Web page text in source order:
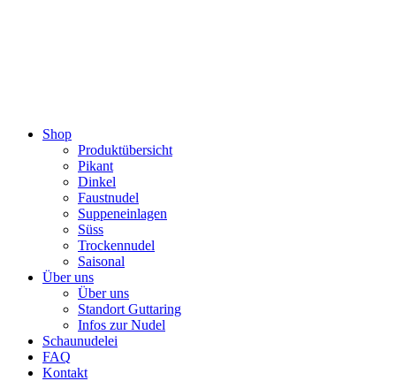
Shop
Produktübersicht
Pikant
Dinkel
Faustnudel
Suppeneinlagen
Süss
Trockennudel
Saisonal
Über uns
Über uns
Standort Guttaring
Infos zur Nudel
Schaunudelei
FAQ
Kontakt